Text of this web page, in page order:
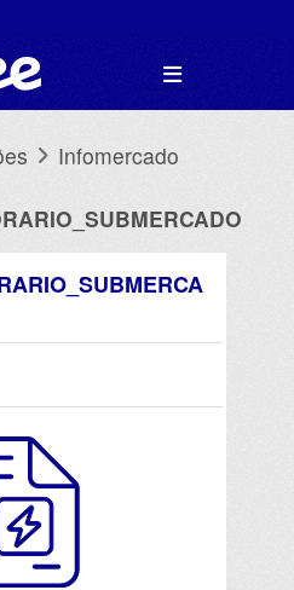
Infomercado